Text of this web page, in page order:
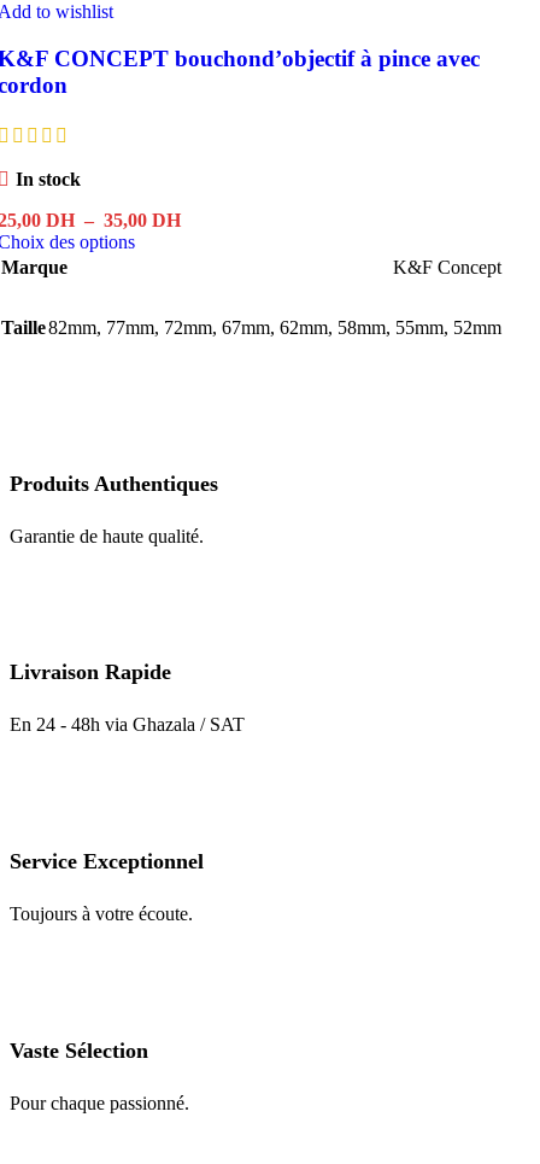
to wishlist
CONCEPT bouchond’objectif à pince avec
In stock
DH – 35,00 DHPlage
35,00 DH
des optionsCe
variations.
la
produit
Marque K&F Concept
Taille82mm, 77mm, 72mm, 67mm, 62mm, 58mm, 55mm, 52mm
Produits Authentiques
Garantie de haute qualité.
Livraison Rapide
En 24 - 48h via Ghazala / SAT
Service Exceptionnel
Toujours à votre écoute.
Vaste Sélection
Pour chaque passionné.